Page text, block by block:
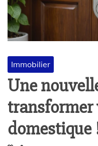
Immobilier
Une
transformer
domestique